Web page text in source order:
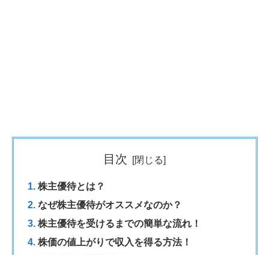
目次
株主優待とは？
なぜ株主優待がオススメなのか？
株主優待を受けるまでの簡単な流れ！
株価の値上がりで収入を得る方法！